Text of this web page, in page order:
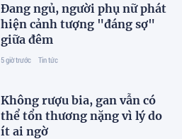
Đang ngủ, người phụ nữ phát
hiện cảnh tượng "đáng sợ"
giữa đêm
5 giờ trước Tin tức
Không rượu bia, gan vẫn có
thể tổn thương nặng vì lý do
ít ai ngờ